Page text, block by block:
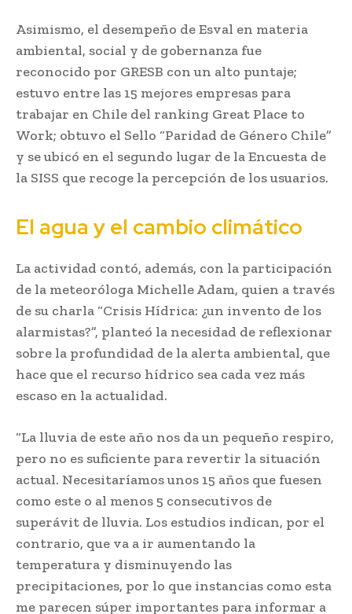
Asimismo, el desempeño de Esval en materia
ambiental, social y de gobernanza fue
reconocido por GRESB con un alto puntaje;
estuvo entre las 15 mejores empresas para
trabajar en Chile del ranking Great Place to
Work; obtuvo el Sello “Paridad de Género Chile”
y se ubicó en el segundo lugar de la Encuesta de
la SISS que recoge la percepción de los usuarios.
El agua y el cambio climático
La actividad contó, además, con la participación
de la meteoróloga Michelle Adam, quien a través
de su charla “Crisis Hídrica: ¿un invento de los
alarmistas?”, planteó la necesidad de reflexionar
sobre la profundidad de la alerta ambiental, que
hace que el recurso hídrico sea cada vez más
escaso en la actualidad.
“La lluvia de este año nos da un pequeño respiro,
pero no es suficiente para revertir la situación
actual. Necesitaríamos unos 15 años que fuesen
como este o al menos 5 consecutivos de
superávit de lluvia. Los estudios indican, por el
contrario, que va a ir aumentando la
temperatura y disminuyendo las
precipitaciones, por lo que instancias como esta
me parecen súper importantes para informar a